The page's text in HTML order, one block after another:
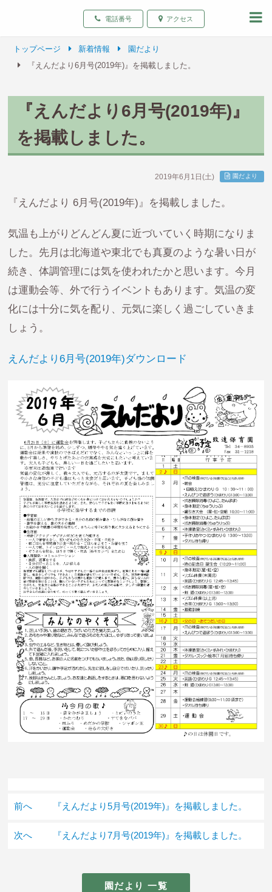
致遠保育園 青森県弘
電話番号 アクセス
トップページ 新着情報
園だより
『えんだより6月号(2019年)』を掲載しました。
『えんだより6月号(2019年)』
を掲載しました。
2019年6月1日(土) 園だより
『えんだより 6月号(2019年)』を掲載しました。
気温も上がりどんどん夏に近づいていく時期になりま
した。先月は北海道や東北でも真夏のような暑い日が
続き、体調管理には気を使われたかと思います。今月
は運動会等、外で行うイベントもあります。気温の変
化には十分に気を配り、元気に楽しく過ごしていきま
しょう。
えんだより6月号(2019年)ダウンロード
前へ 『えんだより5月号(2019年)』を掲載しました。
次へ 『えんだより7月号(2019年)』を掲載しました。
園だより 一覧